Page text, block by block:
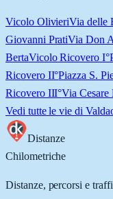
Vicolo OlivieriVia delle
Giovanni PratiVia Don
BertaVicolo Ricovero I°
Ricovero II°Piazza S.
Ricovero III°Via Cesare
Vedi tutte le vie di
Distanze
Chilometriche
Distanze, percorsi e